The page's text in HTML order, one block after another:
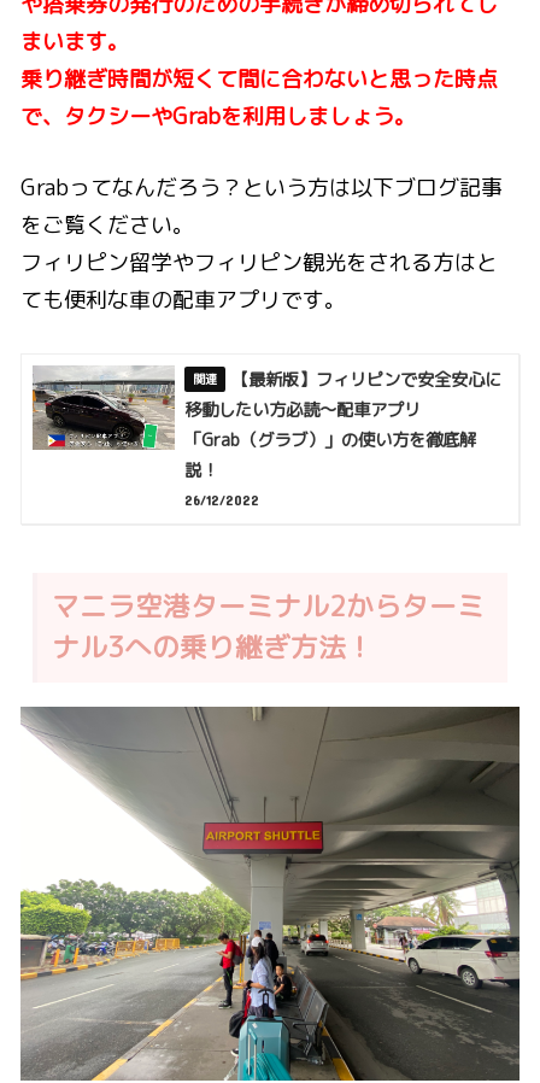
まいます。
乗り継ぎ時間が短くて間に合わないと思った時点
で、タクシーやGrabを利用しましょう。
Grabってなんだろう？という方は以下ブログ記事
をご覧ください。
フィリピン留学やフィリピン観光をされる方はと
ても便利な車の配車アプリです。
【最新版】フィリピンで安全安心に
移動したい方必読〜配車アプリ
「Grab（グラブ）」の使い方を徹底解
説！
26/12/2022
マニラ空港ターミナル2からターミ
ナル3への乗り継ぎ方法！